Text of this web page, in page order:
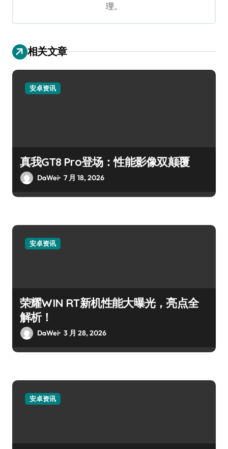
理。
相关文章
安卓资讯
真我GT8 Pro登场：性能影像双颠覆
DaWei 7 月 18, 2026
安卓资讯
荣耀WIN RT新机性能大曝光，亮点全
解析！
DaWei 3 月 28, 2026
安卓资讯